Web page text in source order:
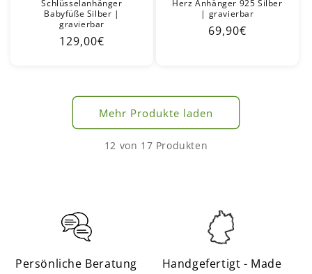
Schlüsselanhänger
Babyfüße Silber |
gravierbar
Normaler
129,00€
Herz Anhänger 925 Silber
| gravierbar
Normaler
69,90€
Mehr Produkte laden
12 von 17 Produkten
Persönliche Beratung
Handgefertigt - Made